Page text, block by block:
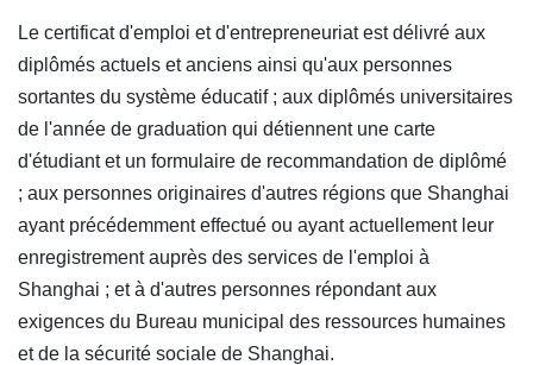
Le certificat d'emploi et d'entrepreneuriat est délivré aux
diplômés actuels et anciens ainsi qu'aux personnes
sortantes du système éducatif ; aux diplômés universitaires
de l'année de graduation qui détiennent une carte
d'étudiant et un formulaire de recommandation de diplômé
; aux personnes originaires d'autres régions que Shanghai
ayant précédemment effectué ou ayant actuellement leur
enregistrement auprès des services de l'emploi à
Shanghai ; et à d'autres personnes répondant aux
exigences du Bureau municipal des ressources humaines
et de la sécurité sociale de Shanghai.